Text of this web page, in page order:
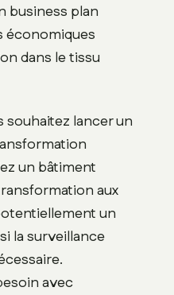
business plan
économiques
dans le tissu
lancer un
un bâtiment
aux
un
la surveillance
avec